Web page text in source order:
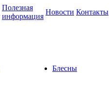
Полезная
информация
Новости Контакты
Блесны